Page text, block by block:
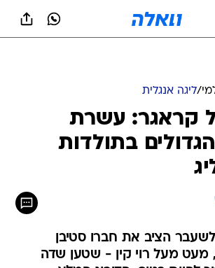
/ליגה אנגלית
קראגר: עשרת
בתולדות
הציב את חברו סטיבן
מעט מעל רוי קין - שטען שדה